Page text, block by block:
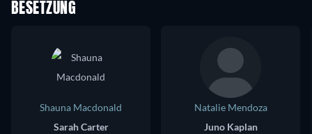
BESETZUNG
Shauna Macdonald
Sarah Carter
Natalie Mendoza
Juno Kaplan